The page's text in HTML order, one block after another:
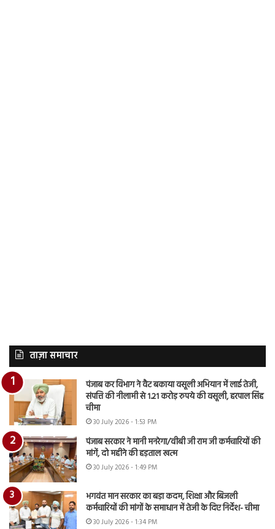
ताज़ा समाचार
पंजाब कर विभाग ने वैट बकाया वसूली अभियान में लाई तेजी,
संपत्ति की नीलामी से 1.21 करोड़ रुपये की वसूली, हरपाल सिंह
चीमा
30 July 2026 - 1:53 PM
पंजाब सरकार ने मानी मनरेगा/वीबी जी राम जी कर्मचारियों की
मांगें, दो महीने की हड़ताल खत्म
30 July 2026 - 1:49 PM
भगवंत मान सरकार का बड़ा कदम, शिक्षा और बिजली
कर्मचारियों की मांगों के समाधान में तेजी के दिए निर्देश- चीमा
30 July 2026 - 1:34 PM